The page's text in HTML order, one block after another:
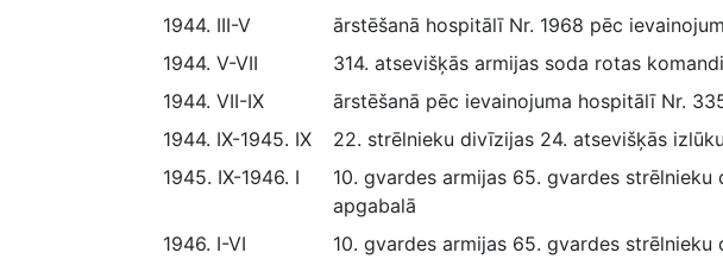
1944. III-V
ārstēšanā hospitālī Nr. 1968 pēc
1944. V-VII
314. atsevišķās armijas soda rotas
1944. VII-IX
ārstēšanā pēc ievainojuma hospitālī Nr.
1944. IX-1945. IX
22. strēlnieku divīzijas 24. atsevišķās
1945. IX-1946. I
10. gvardes armijas 65. gvardes
apgabalā
1946. I-VI
10. gvardes armijas 65. gvardes